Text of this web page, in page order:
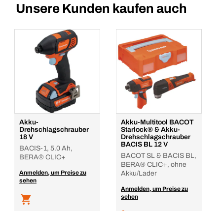
Unsere Kunden kaufen auch
Akku-
Drehschlagschrauber
18 V
BACIS-1, 5.0 Ah,
BERA® CLIC+
Anmelden, um Preise zu
sehen
Akku-Multitool BACOT
Starlock® & Akku-
Drehschlagschrauber
BACIS BL 12 V
BACOT SL & BACIS BL,
BERA® CLIC+, ohne
Akku/Lader
Anmelden, um Preise zu
sehen